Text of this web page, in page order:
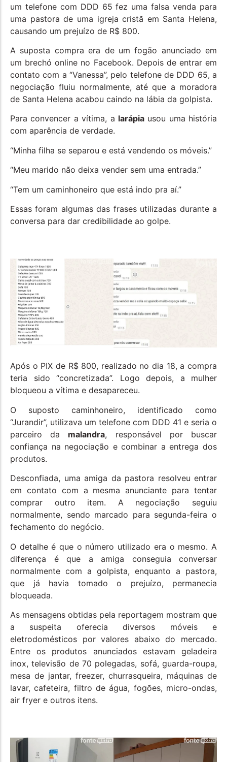
um telefone com DDD 65 fez uma falsa venda para
uma pastora de uma igreja cristã em Santa Helena,
causando um prejuízo de R$ 800.
A suposta compra era de um fogão anunciado em
um brechó online no Facebook. Depois de entrar em
contato com a “Vanessa”, pelo telefone de DDD 65, a
negociação fluiu normalmente, até que a moradora
de Santa Helena acabou caindo na lábia da golpista.
Para convencer a vítima, a larápiausou uma história
com aparência de verdade.
“Minha filha se separou e está vendendo os móveis.”
“Meu marido não deixa vender sem uma entrada.”
“Tem um caminhoneiro que está indo pra aí.”
Essas foram algumas das frases utilizadas durante a
conversa para dar credibilidade ao golpe.
Após o PIX de R$ 800, realizado no dia 18, a compra
teria sido “concretizada”. Logo depois, a mulher
bloqueou a vítima e desapareceu.
O suposto caminhoneiro, identificado como
“Jurandir”, utilizava um telefone com DDD 41 e seria o
parceiro da malandra, responsável por buscar
confiança na negociação e combinar a entrega dos
produtos.
Desconfiada, uma amiga da pastora resolveu entrar
em contato com a mesma anunciante para tentar
comprar outro item. A negociação seguiu
normalmente, sendo marcado para segunda-feira o
fechamento do negócio.
O detalhe é que o número utilizado era o mesmo. A
diferença é que a amiga conseguia conversar
normalmente com a golpista, enquanto a pastora,
que já havia tomado o prejuízo, permanecia
bloqueada.
As mensagens obtidas pela reportagem mostram que
a suspeita oferecia diversos móveis e
eletrodomésticos por valores abaixo do mercado.
Entre os produtos anunciados estavam geladeira
inox, televisão de 70 polegadas, sofá, guarda-roupa,
mesa de jantar, freezer, churrasqueira, máquinas de
lavar, cafeteira, filtro de água, fogões, micro-ondas,
air fryer e outros itens.